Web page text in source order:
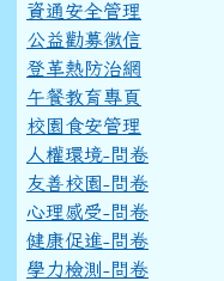
資通安全管理
公益勸募徵信
登革熱防治網
午餐教育專頁
校園食安管理
人權環境-問卷
友善校園-問卷
心理感受-問卷
健康促進-問卷
學力檢測-問卷